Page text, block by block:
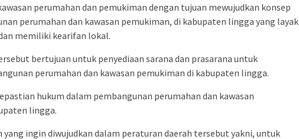
perumahan dan pemukiman dengan tujuan mewujudkan konsep
perumahan dan kawasan pemukiman, di kabupaten lingga yang layak
memiliki kearifan lokal.
bertujuan untuk penyediaan sarana dan prasarana untuk
perumahan dan kawasan pemukiman di kabupaten lingga.
hukum dalam pembangunan perumahan dan kawasan
lingga.
yang ingin diwujudkan dalam peraturan daerah tersebut yakni, untuk